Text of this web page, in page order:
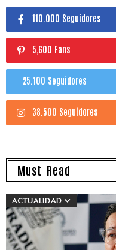
110.000 Seguidores
5,600 Fans
25.100 Seguidores
38.500 Seguidores
Must Read
ACTUALIDAD